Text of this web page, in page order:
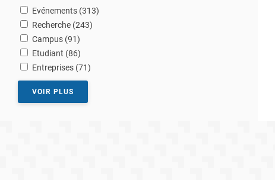
Evénements (313résultats
)
Recherche (243résultats
)
Campus (91résultats
)
Etudiant (86résultats
)
Entreprises (71résultats
)
VOIR PLUS